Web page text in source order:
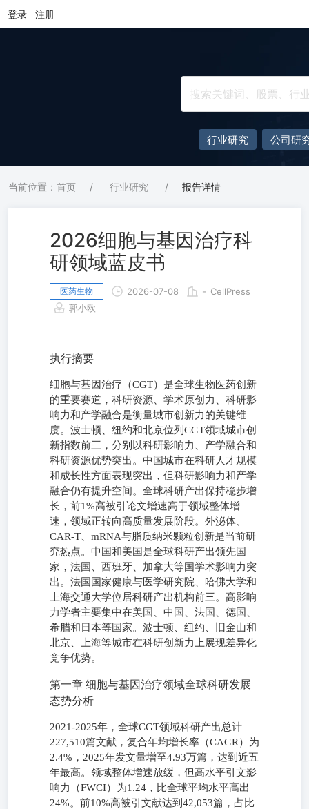
登录 注册
行业研究 公司研
当前位置：首页 / 行业研究 / 报告详情
2026细胞与基因治疗科
研领域蓝皮书
医药生物 2026-07-08 - CellPress
郭小欧
执行摘要
细胞与基因治疗（CGT）是全球生物医药创新
的重要赛道，科研资源、学术原创力、科研影
响力和产学融合是衡量城市创新力的关键维
度。波士顿、纽约和北京位列CGT领域城市创
新指数前三，分别以科研影响力、产学融合和
科研资源优势突出。中国城市在科研人才规模
和成长性方面表现突出，但科研影响力和产学
融合仍有提升空间。全球科研产出保持稳步增
长，前1%高被引论文增速高于领域整体增
速，领域正转向高质量发展阶段。外泌体、
CAR-T、mRNA与脂质纳米颗粒创新是当前研
究热点。中国和美国是全球科研产出领先国
家，法国、西班牙、加拿大等国学术影响力突
出。法国国家健康与医学研究院、哈佛大学和
上海交通大学位居科研产出机构前三。高影响
力学者主要集中在美国、中国、法国、德国、
希腊和日本等国家。波士顿、纽约、旧金山和
北京、上海等城市在科研创新力上展现差异化
竞争优势。
第一章 细胞与基因治疗领域全球科研发展
态势分析
2021-2025年，全球CGT领域科研产出总计
227,510篇文献，复合年均增长率（CAGR）为
2.4%，2025年发文量增至4.93万篇，达到近五
年最高。领域整体增速放缓，但高水平引文影
响力（FWCI）为1.24，比全球平均水平高出
24%。前10%高被引文献达到42,053篇，占比